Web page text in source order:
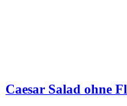
Caesar Salad ohne